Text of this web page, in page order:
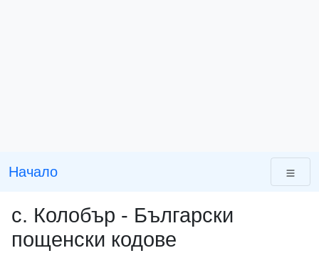
Начало
с. Колобър - Български
пощенски кодове